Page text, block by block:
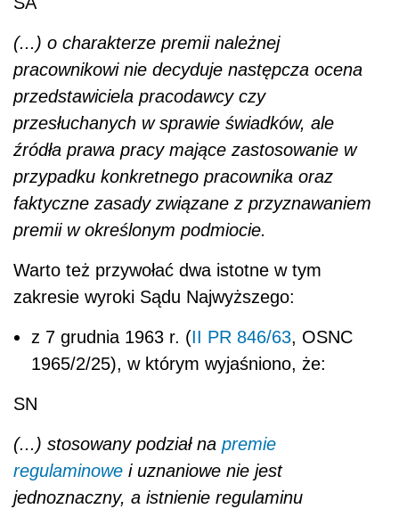
(...) o charakterze premii należnej
pracownikowi nie decyduje następcza ocena
przedstawiciela pracodawcy czy
przesłuchanych w sprawie świadków, ale
źródła prawa pracy mające zastosowanie w
przypadku konkretnego pracownika oraz
faktyczne zasady związane z przyznawaniem
premii w określonym podmiocie.
Warto też przywołać dwa istotne w tym
zakresie wyroki Sądu Najwyższego:
z 7 grudnia 1963 r. (II PR 846/63, OSNC
1965/2/25), w którym wyjaśniono, że:
SN
(...) stosowany podział na premie
regulaminowe i uznaniowe nie jest
jednoznaczny, a istnienie regulaminu